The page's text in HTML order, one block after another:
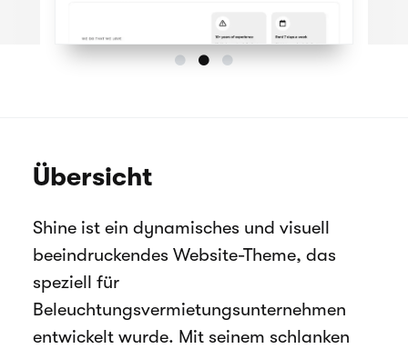
Übersicht
Shine ist ein dynamisches und visuell
beeindruckendes Website-Theme, das
speziell für
Beleuchtungsvermietungsunternehmen
entwickelt wurde. Mit seinem schlanken